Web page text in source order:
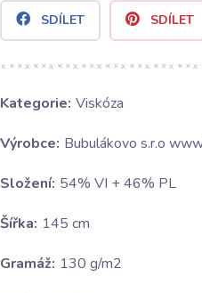
SDÍLET SDÍLET
Kategorie: Viskóza
Výrobce: Bubulákovo s.r.o
Složení: 54% VI + 46% PL
Šířka: 145 cm
Gramáž: 130 g/m2